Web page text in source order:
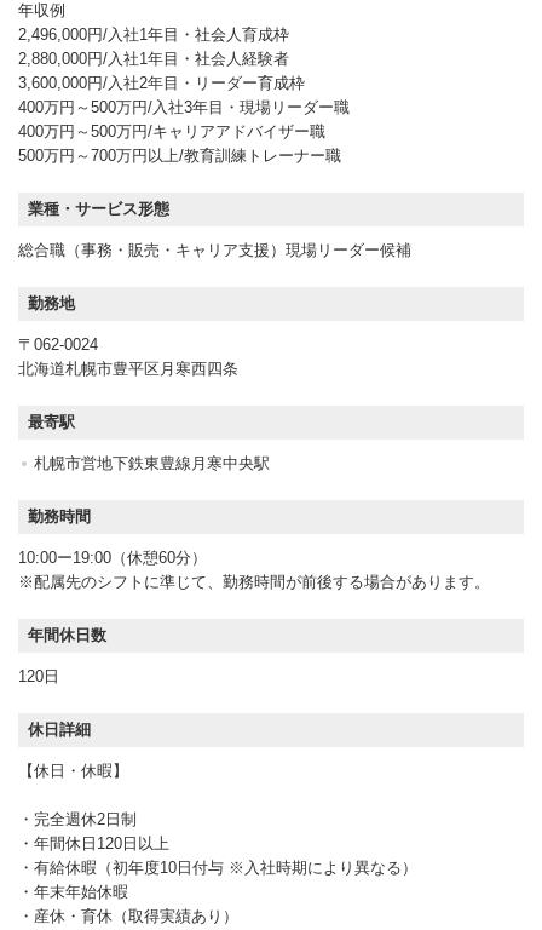
年収例
2,496,000円/入社1年目・社会人育成枠
2,880,000円/入社1年目・社会人経験者
3,600,000円/入社2年目・リーダー育成枠
400万円～500万円/入社3年目・現場リーダー職
400万円～500万円/キャリアアドバイザー職
500万円～700万円以上/教育訓練トレーナー職
業種・サービス形態
総合職（事務・販売・キャリア支援）現場リーダー候補
勤務地
〒062-0024
北海道札幌市豊平区月寒西四条
最寄駅
札幌市営地下鉄東豊線月寒中央駅
勤務時間
10:00ー19:00（休憩60分）
※配属先のシフトに準じて、勤務時間が前後する場合があります。
年間休日数
120日
休日詳細
【休日・休暇】
・完全週休2日制
・年間休日120日以上
・有給休暇（初年度10日付与 ※入社時期により異なる）
・年末年始休暇
・産休・育休（取得実績あり）